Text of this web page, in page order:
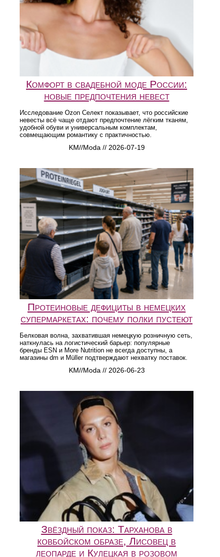
Комфорт в свадебной моде России:
новые предпочтения невест
Исследование Ozon Селект показывает, что российские
невесты всё чаще отдают предпочтение лёгким тканям,
удобной обуви и универсальным комплектам,
совмещающим романтику с практичностью.
KM//Moda // 2026-07-19
Протеиновые дефициты в немецких
супермаркетах: почему полки пустеют
Белковая волна, захватившая немецкую розничную сеть,
наткнулась на логистический барьер: популярные
бренды ESN и More Nutrition не всегда доступны, а
магазины dm и Müller подтверждают нехватку поставок.
KM//Moda // 2026-06-23
Звёздный показ: Тарханова в
ковбойском образе, Лисовец в
леопарде и Кулецкая в розовом